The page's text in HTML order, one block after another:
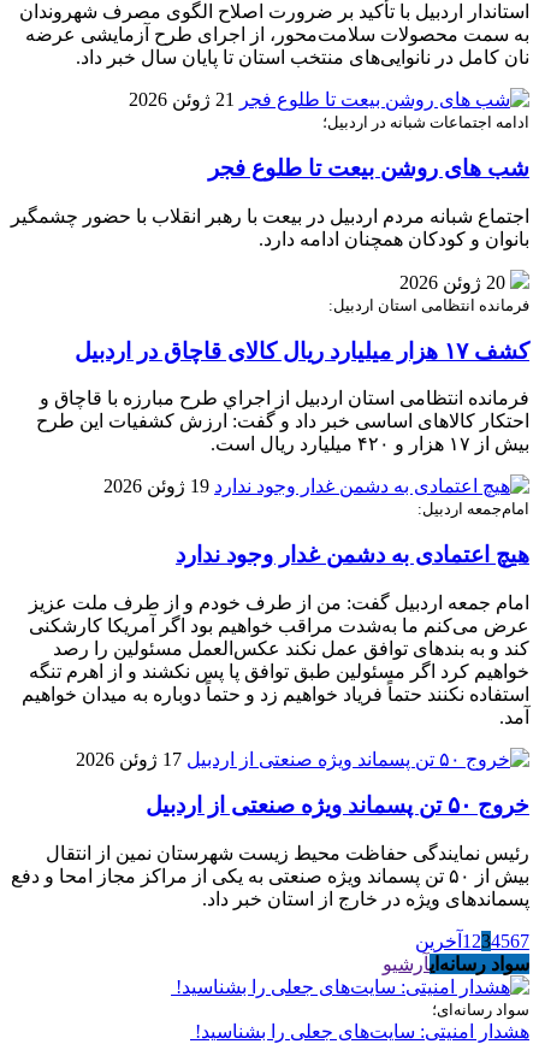
استاندار اردبیل با تأکید بر ضرورت اصلاح الگوی مصرف شهروندان
به سمت محصولات سلامت‌محور، از اجرای طرح آزمایشی عرضه
نان کامل در نانوایی‌های منتخب استان تا پایان سال خبر داد.
21 ژوئن 2026
ادامه اجتماعات شبانه در اردبیل؛
شب های روشن بیعت تا طلوع فجر
اجتماع شبانه مردم اردبیل در بیعت با رهبر انقلاب با حضور چشمگیر
بانوان و کودکان همچنان ادامه دارد.
20 ژوئن 2026
فرمانده انتظامی استان اردبيل:
کشف ۱۷ هزار میلیارد ریال کالای قاچاق در اردبیل
فرمانده انتظامی استان اردبیل از اجراي طرح مبارزه با قاچاق و
احتکار کالاهای اساسی خبر داد و گفت: ارزش کشفيات اين طرح
بيش از ۱۷ هزار و ۴۲۰ ميليارد ريال است.
19 ژوئن 2026
امام‌جمعه اردبیل:
هیچ اعتمادی به دشمن غدار وجود ندارد
امام جمعه اردبیل گفت: من از طرف خودم و از طرف ملت عزیز
عرض می‌کنم ما به‌شدت مراقب خواهیم بود اگر آمریکا کارشکنی
کند و به بندهای توافق عمل نکند عکس‌العمل مسئولین را رصد
خواهیم کرد اگر مسئولین طبق توافق پا پس نکشند و از اهرم تنگه
استفاده نکنند حتماً فریاد خواهیم زد و حتماً دوباره به میدان خواهیم
آمد.
17 ژوئن 2026
خروج ۵۰ تن پسماند ویژه صنعتی از اردبیل
رئیس نمایندگی حفاظت محیط زیست شهرستان نمین از انتقال
بیش از ۵۰ تن پسماند ویژه صنعتی به یکی از مراکز مجاز امحا و دفع
پسماندهای ویژه در خارج از استان خبر داد.
1 234567
آخرین
سواد رسانه‌ایآرشیو
سواد رسانه‌ای؛
هشدار امنیتی: سایت‌های جعلی را بشناسید!